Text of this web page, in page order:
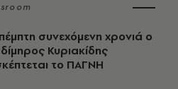
συνεχόμενη χρονιά ο
Κυριακίδης
το ΠΑΓΝΗ